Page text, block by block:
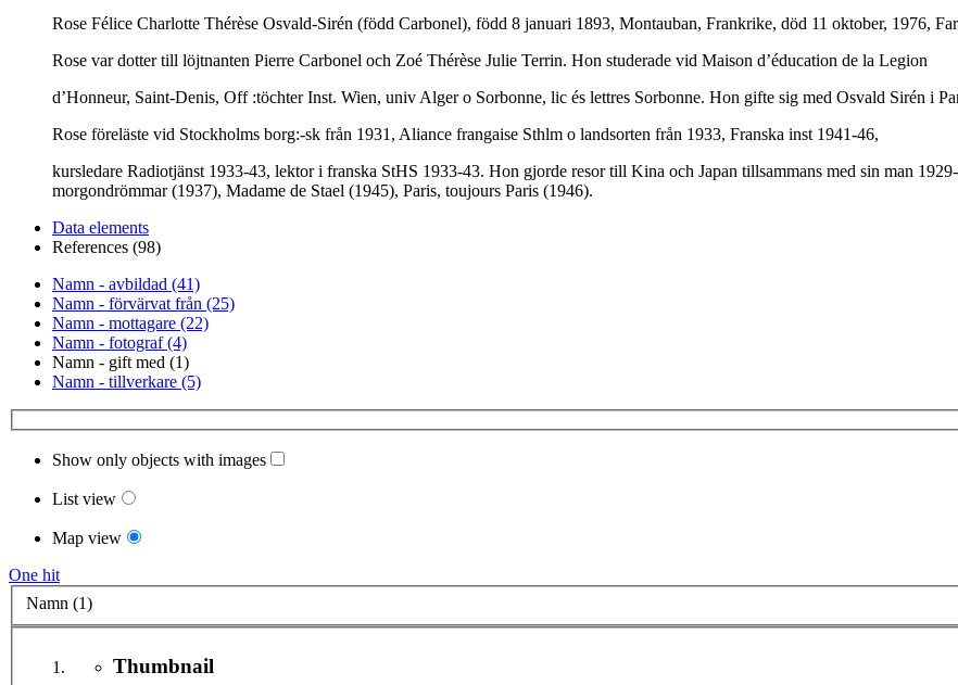
Rose Félice Charlotte Thérèse Osvald-Sirén (född Carbonel), född 8 januari 1893, Montauban, Frankrike, död 11 oktober, 1976,
Rose var dotter till löjtnanten Pierre Carbonel och Zoé Thérèse Julie Terrin. Hon studerade vid Maison d’éducation de la Legion
d’Honneur, Saint-Denis, Off :töchter Inst. Wien, univ Alger o Sorbonne, lic és lettres Sorbonne. Hon gifte sig med Osvald Sirén i
Rose föreläste vid Stockholms borg:-sk från 1931, Aliance frangaise Sthlm o landsorten från 1933, Franska inst 1941-46,
kursledare Radiotjänst 1933-43, lektor i franska StHS 1933-43. Hon gjorde resor till Kina och Japan tillsammans med sin man
morgondrömmar (1937), Madame de Stael (1945), Paris, toujours Paris (1946).
Data elements
References (98)
Namn - avbildad (41)
Namn - förvärvat från (25)
Namn - mottagare (22)
Namn - fotograf (4)
Namn - gift med (1)
Namn - tillverkare (5)
Show only objects with images
List view
Map view
One hit
Namn (1)
Thumbnail